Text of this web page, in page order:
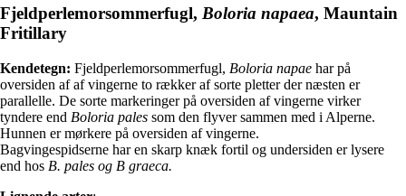
Fjeldperlemorsommerfugl, Boloria napaea, Mauntain
Fritillary
Kendetegn: Fjeldperlemorsommerfugl, Boloria napae har på
oversiden af af vingerne to rækker af sorte pletter der næsten er
parallelle. De sorte markeringer på oversiden af vingerne virker
tyndere end Boloria pales som den flyver sammen med i Alperne.
Hunnen er mørkere på oversiden af vingerne.
Bagvingespidserne har en skarp knæk fortil og undersiden er lysere
end hos B. pales og B graeca.